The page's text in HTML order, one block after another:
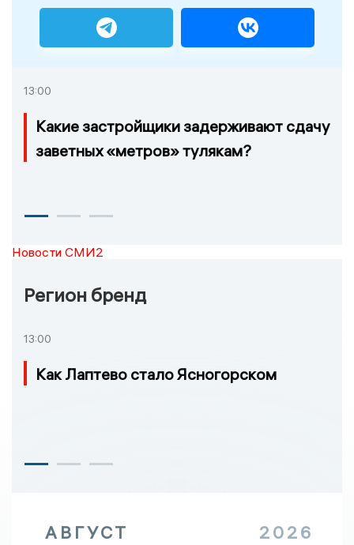
13:00
Какие застройщики задерживают сдачу
заветных «метров» тулякам?
Новости СМИ2
Регион бренд
13:00
Как Лаптево стало Ясногорском
АВГУСТ 2026